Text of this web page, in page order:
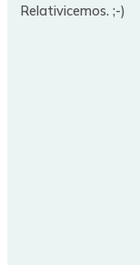
Relativicemos. ;-)